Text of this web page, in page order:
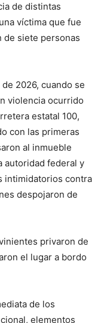
de distintas
víctima que fue
de siete personas
2026, cuando se
violencia ocurrido
estatal 100,
con las primeras
al inmueble
autoridad federal y
intimidatorios contra
despojaron de
privaron de
el lugar a bordo
de los
elementos